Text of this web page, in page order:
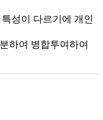
성이 다르기에 개인
하여 병합투여하여